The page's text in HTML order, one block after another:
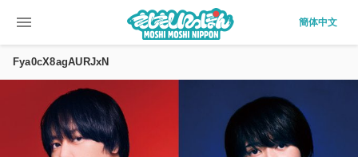
menu 簡体中文
Fya0cX8agAURJxN